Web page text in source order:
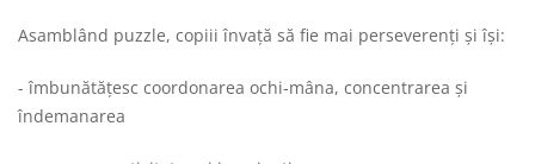
Asamblând puzzle, copiii învață să fie mai perseverenți și își:
- îmbunătățesc coordonarea ochi-mâna, concentrarea și
îndemanarea